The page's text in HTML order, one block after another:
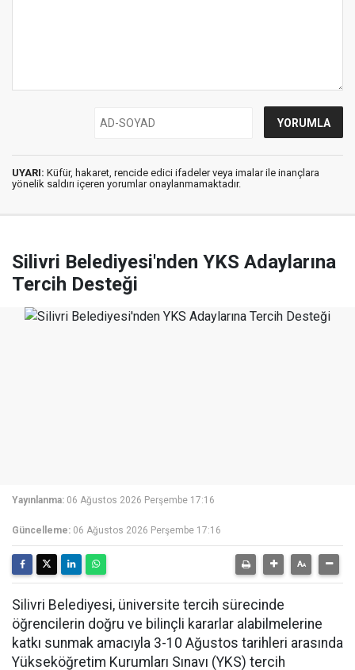
UYARI: Küfür, hakaret, rencide edici ifadeler veya imalar ile inançlara
yönelik saldırı içeren yorumlar onaylanmamaktadır.
Silivri Belediyesi'nden YKS Adaylarına
Tercih Desteği
Yayınlanma: 06 Ağustos 2026 Perşembe 17:16
Güncelleme: 06 Ağustos 2026 Perşembe 17:16
Silivri Belediyesi, üniversite tercih sürecinde
öğrencilerin doğru ve bilinçli kararlar alabilmelerine
katkı sunmak amacıyla 3-10 Ağustos tarihleri arasında
Yükseköğretim Kurumları Sınavı (YKS) tercih